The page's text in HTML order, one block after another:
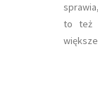
to też